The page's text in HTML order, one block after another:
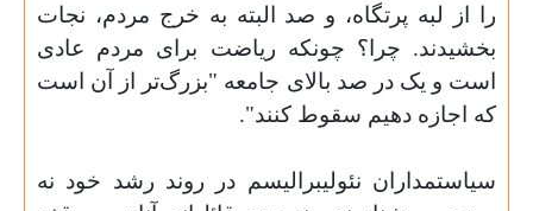
را از لبه پرتگاه، و صد البته به خرج مردم، نجات
بخشیدند. چرا؟ چونکه ریاضت برای مردم عادی
است و یک در صد بالای جامعه "بزرگ‌تر از آن است
که اجازه دهیم سقوط کنند".
سیاستمداران نئولیبرالیسم در روند رشد خود نه